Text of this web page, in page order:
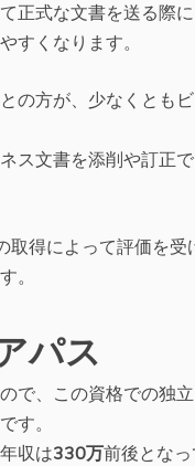
正式な文書を送る際
すくなります。
の方が、少なくとも
文書を添削や訂正
得によって評価を
。
パス
、この資格での独
す。
収は330万前後となっ